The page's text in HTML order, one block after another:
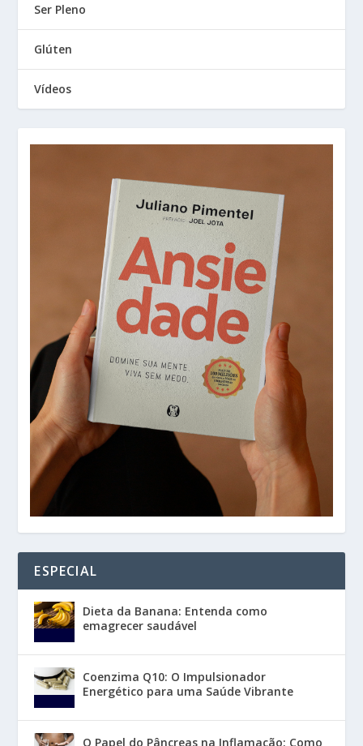
Ser Pleno
Glúten
Vídeos
ESPECIAL
Dieta da Banana: Entenda como
emagrecer saudável
Coenzima Q10: O Impulsionador
Energético para uma Saúde Vibrante
O Papel do Pâncreas na Inflamação: Como